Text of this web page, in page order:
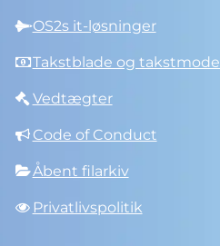
OS2s it-løsninger
Takstblade og takstmodel
Vedtægter
Code of Conduct
Åbent filarkiv
Privatlivspolitik